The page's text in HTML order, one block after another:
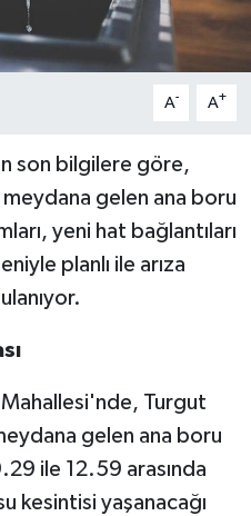
A- A+
son bilgilere göre,
gelen ana boru
yeni hat bağlantıları
planlı ile arıza
Mahallesi'nde, Turgut
gelen ana boru
ile 12.59 arasında
kesintisi yaşanacağı